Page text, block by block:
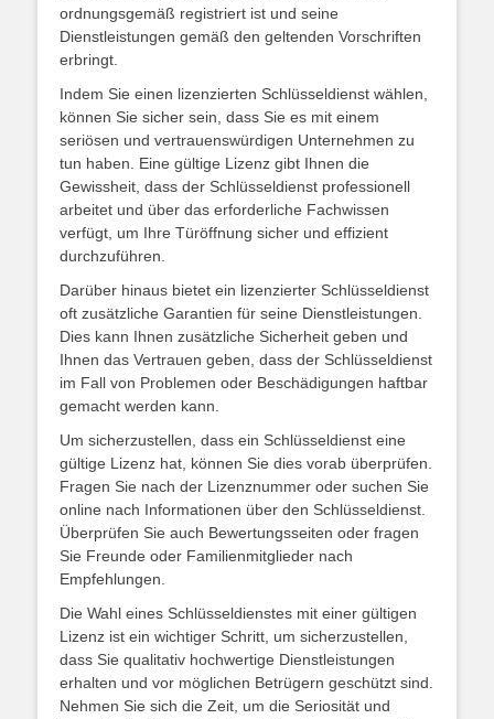
ordnungsgemäß registriert ist und seine
Dienstleistungen gemäß den geltenden Vorschriften
erbringt.
Indem Sie einen lizenzierten Schlüsseldienst wählen,
können Sie sicher sein, dass Sie es mit einem
seriösen und vertrauenswürdigen Unternehmen zu
tun haben. Eine gültige Lizenz gibt Ihnen die
Gewissheit, dass der Schlüsseldienst professionell
arbeitet und über das erforderliche Fachwissen
verfügt, um Ihre Türöffnung sicher und effizient
durchzuführen.
Darüber hinaus bietet ein lizenzierter Schlüsseldienst
oft zusätzliche Garantien für seine Dienstleistungen.
Dies kann Ihnen zusätzliche Sicherheit geben und
Ihnen das Vertrauen geben, dass der Schlüsseldienst
im Fall von Problemen oder Beschädigungen haftbar
gemacht werden kann.
Um sicherzustellen, dass ein Schlüsseldienst eine
gültige Lizenz hat, können Sie dies vorab überprüfen.
Fragen Sie nach der Lizenznummer oder suchen Sie
online nach Informationen über den Schlüsseldienst.
Überprüfen Sie auch Bewertungsseiten oder fragen
Sie Freunde oder Familienmitglieder nach
Empfehlungen.
Die Wahl eines Schlüsseldienstes mit einer gültigen
Lizenz ist ein wichtiger Schritt, um sicherzustellen,
dass Sie qualitativ hochwertige Dienstleistungen
erhalten und vor möglichen Betrügern geschützt sind.
Nehmen Sie sich die Zeit, um die Seriosität und